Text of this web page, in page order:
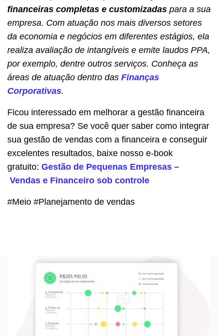
financeiras completas e customizadas para a sua
empresa. Com atuação nos mais diversos setores
da economia e negócios em diferentes estágios, ela
realiza avaliação de intangíveis e emite laudos PPA,
por exemplo, dentre outros serviços. Conheça as
áreas de atuação dentro das Finanças
Corporativas.
Ficou interessado em melhorar a gestão financeira
de sua empresa? Se você quer saber como integrar
sua gestão de vendas com a financeira e conseguir
excelentes resultados, baixe nosso e-book
gratuito: Gestão de Pequenas Empresas –
Vendas e Financeiro sob controle
#Meio #Planejamento de vendas